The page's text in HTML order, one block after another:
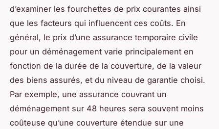
d’examiner les fourchettes de prix courantes ainsi
que les facteurs qui influencent ces coûts. En
général, le prix d’une assurance temporaire civile
pour un déménagement varie principalement en
fonction de la durée de la couverture, de la valeur
des biens assurés, et du niveau de garantie choisi.
Par exemple, une assurance couvrant un
déménagement sur 48 heures sera souvent moins
coûteuse qu’une couverture étendue sur une